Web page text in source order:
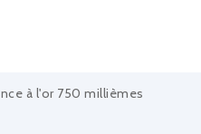
à l'or 750 millièmes